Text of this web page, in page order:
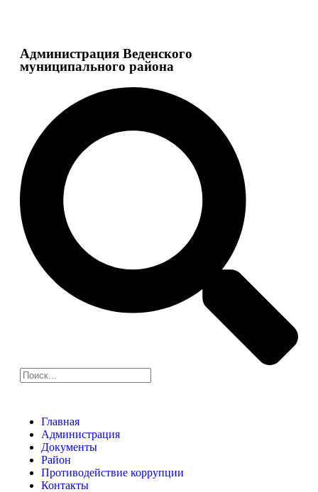
Администрация Веденского
муниципального района
Главная
Администрация
Документы
Район
Противодействие коррупции
Контакты